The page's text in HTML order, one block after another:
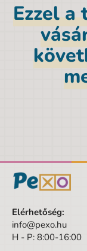
Ezzel a
Elérhetőség:
info@pexo.hu
H - P: 8:00-16:00